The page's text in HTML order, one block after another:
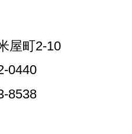
加盟店
屋町2-10
0440
8538